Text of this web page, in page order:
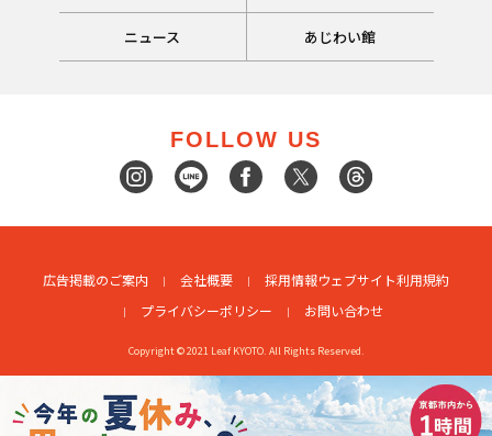
ニュース あじわい館
FOLLOW US
広告掲載のご案内 会社概要 採用情報ウェブサイト利用規約
プライバシーポリシー
お問い合わせ
Copyright © 2021 Leaf KYOTO. All Rights Reserved.